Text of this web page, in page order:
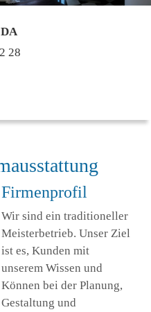
28
Firmenprofil
Wir sind ein traditioneller
Meisterbetrieb. Unser Ziel
ist es, Kunden mit
unserem Wissen und
Können bei der Planung,
Gestaltung und